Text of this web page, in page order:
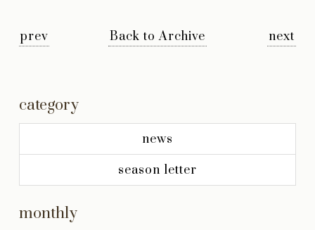
prev next
Back to Archive
category
news
season letter
monthly